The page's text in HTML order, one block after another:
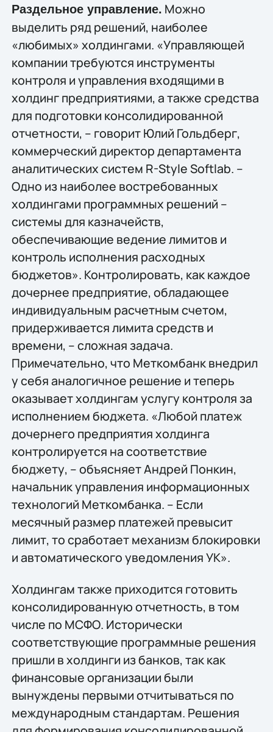
Раздельное управление. Можно
выделить ряд решений, наиболее
«любимых» холдингами. «Управляющей
компании требуются инструменты
контроля и управления входящими в
холдинг предприятиями, а также средства
для подготовки консолидированной
отчетности, – говорит Юлий Гольдберг,
коммерческий директор департамента
аналитических систем R-Style Softlab. –
Одно из наиболее востребованных
холдингами программных решений –
системы для казначейств,
обеспечивающие ведение лимитов и
контроль исполнения расходных
бюджетов». Контролировать, как каждое
дочернее предприятие, обладающее
индивидуальным расчетным счетом,
придерживается лимита средств и
времени, – сложная задача.
Примечательно, что Меткомбанк внедрил
у себя аналогичное решение и теперь
оказывает холдингам услугу контроля за
исполнением бюджета. «Любой платеж
дочернего предприятия холдинга
контролируется на соответствие
бюджету, – объясняет Андрей Понкин,
начальник управления информационных
технологий Меткомбанка. – Если
месячный размер платежей превысит
лимит, то сработает механизм блокировки
и автоматического уведомления УК».
Холдингам также приходится готовить
консолидированную отчетность, в том
числе по МСФО. Исторически
соответствующие программные решения
пришли в холдинги из банков, так как
финансовые организации были
вынуждены первыми отчитываться по
международным стандартам. Решения